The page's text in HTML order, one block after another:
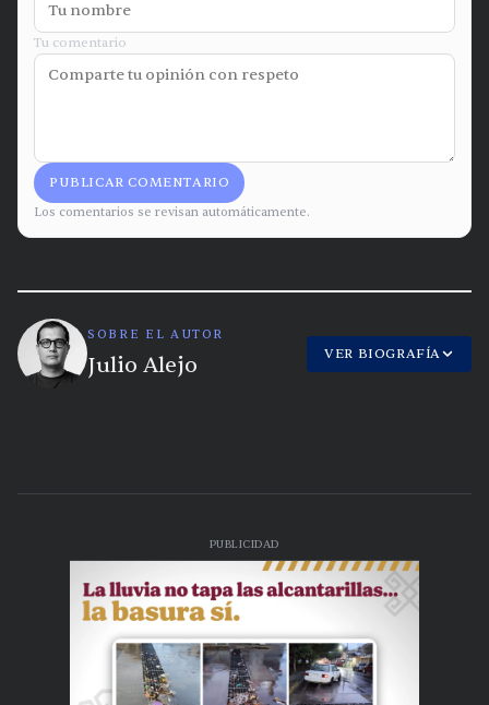
Tu comentario
PUBLICAR COMENTARIO
Los comentarios se revisan automáticamente.
SOBRE EL AUTOR
Julio Alejo VER BIOGRAFÍA
PUBLICIDAD